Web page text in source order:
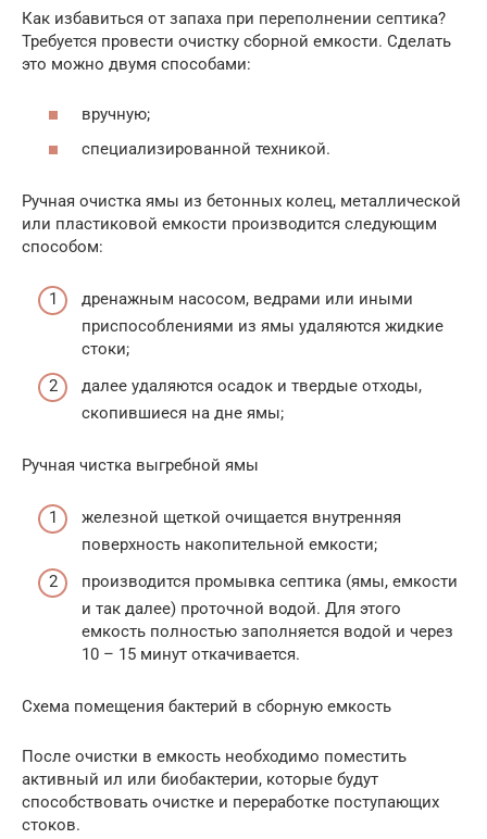
Как избавиться от запаха при переполнении септика?
Требуется провести очистку сборной емкости. Сделать
это можно двумя способами:
вручную;
специализированной техникой.
Ручная очистка ямы из бетонных колец, металлической
или пластиковой емкости производится следующим
способом:
дренажным насосом, ведрами или иными
приспособлениями из ямы удаляются жидкие
стоки;
далее удаляются осадок и твердые отходы,
скопившиеся на дне ямы;
Ручная чистка выгребной ямы
железной щеткой очищается внутренняя
поверхность накопительной емкости;
производится промывка септика (ямы, емкости
и так далее) проточной водой. Для этого
емкость полностью заполняется водой и через
10 – 15 минут откачивается.
Схема помещения бактерий в сборную емкость
После очистки в емкость необходимо поместить
активный ил или биобактерии, которые будут
способствовать очистке и переработке поступающих
стоков.